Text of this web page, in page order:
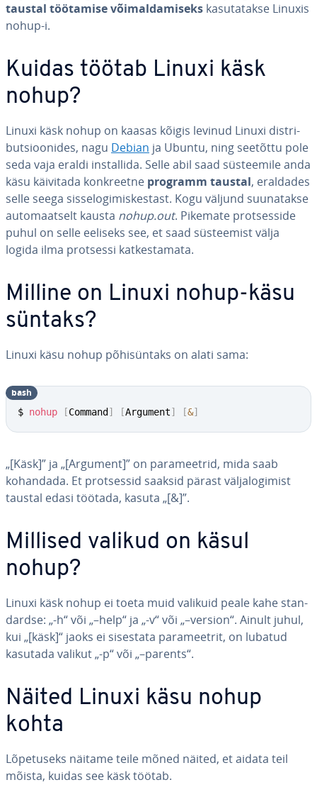
taustal töötamise või­mal­da­miseks ka­su­ta­takse Linuxis
nohup-i.
Kuidas töötab Linuxi käsk
nohup?
Linuxi käsk nohup on kaasas kõigis levinud Linuxi dist­ri­
but­sioo­ni­des, nagu Debian ja Ubuntu, ning seetõttu pole
seda vaja eraldi ins­tal­lida. Selle abil saad süs­tee­mile anda
käsu käivitada konk­reetne programm taustal, eraldades
selle seega sis­se­lo­gi­mis­kes­tast. Kogu väljund suu­na­takse
au­to­maat­selt kausta nohup.out. Pikemate prot­ses­side
puhul on selle eeliseks see, et saad süs­tee­mist välja
logida ilma protsessi kat­kes­ta­mata.
Milline on Linuxi nohup-käsu
süntaks?
Linuxi käsu nohup põ­hisün­taks on alati sama:
$ nohup [Command ] [Argument] [&]
bash
„[Käsk]” ja „[Argument]” on pa­ra­meet­rid, mida saab
kohandada. Et prot­ses­sid saaksid pärast väl­ja­lo­gi­mist
taustal edasi töötada, kasuta „[&]”.
Millised valikud on käsul
nohup?
Linuxi käsk nohup ei toeta muid valikuid peale kahe stan­
dardse: „-h“ või „–help“ ja „-v“ või „–version“. Ainult juhul,
kui „[käsk]“ jaoks ei sisestata pa­ra­meet­rit, on lubatud
kasutada valikut „-p“ või „–parents“.
Näited Linuxi käsu nohup
kohta
Lõ­pe­tu­seks näitame teile mõned näited, et aidata teil
mõista, kuidas see käsk töötab.